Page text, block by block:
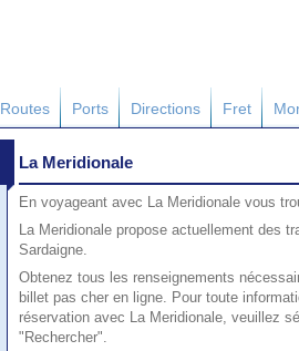
Routes Ports Directions Fret
La Meridionale
En voyageant avec La Meridionale vous
La Meridionale propose actuellement des
Sardaigne.
Obtenez tous les renseignements
billet pas cher en ligne. Pour toute
réservation avec La Meridionale, veuillez
"Rechercher".